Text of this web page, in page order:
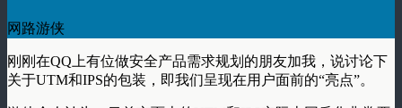
网路游侠
刚刚在QQ上有位做安全产品需求规划的朋友加我，说讨论下
关于UTM和IPS的包装，即我们呈现在用户面前的“亮点”。